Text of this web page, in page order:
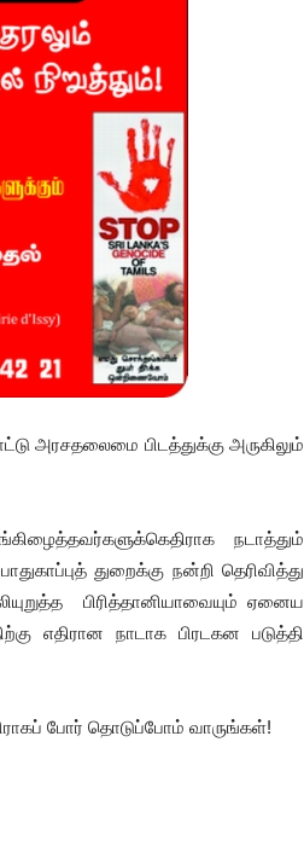
அரசதலைமை பிடத்துக்கு அருகிலும்
நடாத்தும்
துறைக்கு நன்றி தெரிவித்து
பிரித்தானியாவையும் ஏனைய
எதிரான நாடாக பிரடகன படுத்தி
போர் தொடுப்போம் வாருங்கள்!